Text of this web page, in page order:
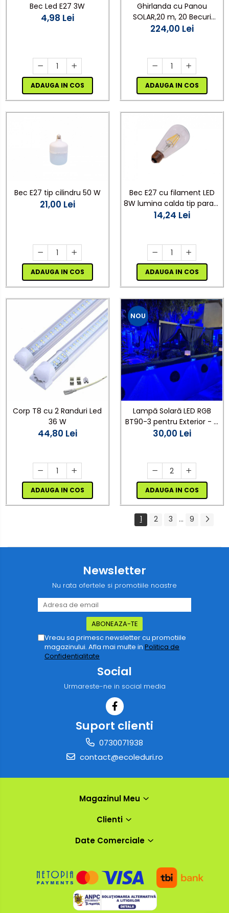
Bec Led E27 3W
4,98 Lei
ADAUGA IN COS
Ghirlanda cu Panou
SOLAR,20 m, 20 Becuri
incluse filament LED S14,
Lumini
224,00 Lei
ADAUGA IN COS
Bec E27 tip cilindru 50 W
21,00 Lei
ADAUGA IN COS
Bec E27 cu filament LED
8W lumina calda tip para -
Ecoleduri
14,24 Lei
ADAUGA IN COS
Corp T8 cu 2 Randuri Led
36 W
44,80 Lei
ADAUGA IN COS
NOU
Lampă Solară LED RGB
BT90-3 pentru Exterior - 6
Moduri Iluminare,
Automată, engros
30,00 Lei
ADAUGA IN COS
1 2 3 ... 9
Newsletter
Nu rata ofertele si promotiile noastre
Vreau sa primesc newsletter cu promotiile
magazinului. Afla mai multe in Politica de
Confidentialitate
Social
Urmareste-ne in social media
Suport clienti
0730071938
contact@ecoleduri.ro
Magazinul Meu
Clienti
Date Comerciale